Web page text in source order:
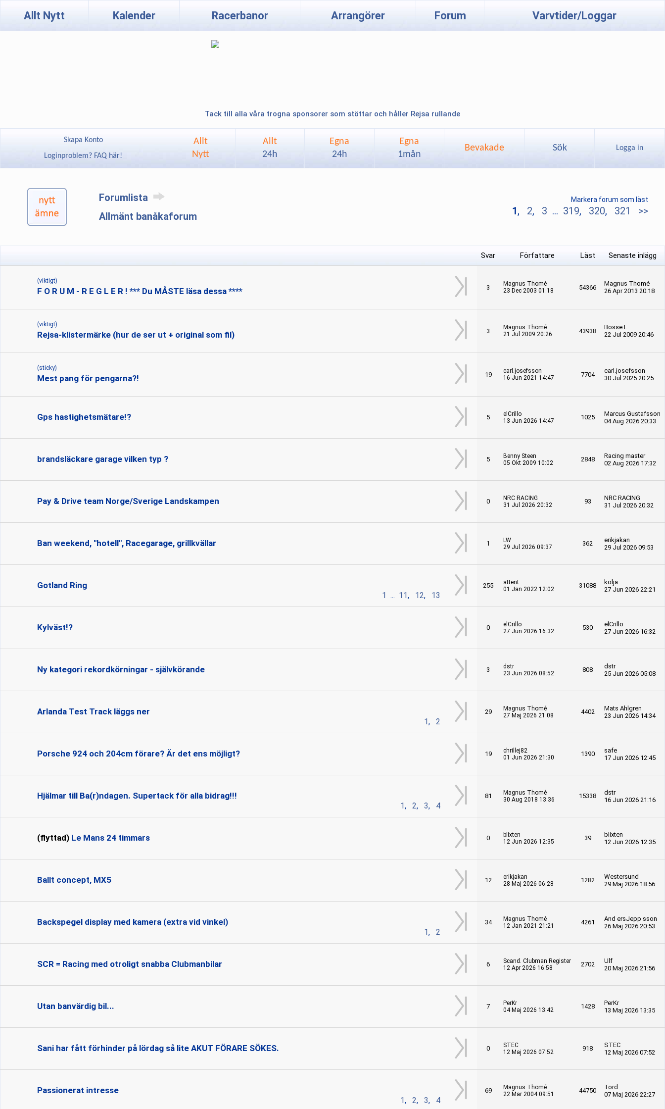
Allt Nytt Kalender Racerbanor Arrangörer Forum Varvtider/Loggar
Tack till alla våra trogna sponsorer som stöttar och håller Rejsa rullande
Skapa Konto
Loginproblem? FAQ här!
Allt
Nytt
Allt
24h
Egna
24h
Egna
1mån
Bevakade Sök Logga in
Forumlista
Allmänt banåkaforum
Markera forum som läst
1, 2, 3 ... 319, 320, 321 >>
Svar Författare Läst Senaste inlägg
(viktigt)
F O R U M - R E G L E R ! *** Du MÅSTE läsa dessa **** 3
Magnus Thomé
23 Dec 2003 01:18
54366
Magnus Thomé
26 Apr 2013 20:18
(viktigt)
Rejsa-klistermärke (hur de ser ut + original som fil) 3
Magnus Thomé
21 Jul 2009 20:26
43938
Bosse L
22 Jul 2009 20:46
(sticky)
Mest pang för pengarna?! 19
carl.josefsson
16 Jun 2021 14:47
7704
carl.josefsson
30 Jul 2025 20:25
Gps hastighetsmätare!? 5
elCrillo
13 Jun 2026 14:47
1025
Marcus Gustafsson
04 Aug 2026 20:33
brandsläckare garage vilken typ ? 5
Benny Steen
05 Okt 2009 10:02
2848
Racing master
02 Aug 2026 17:32
Pay & Drive team Norge/Sverige Landskampen 0
NRC RACING
31 Jul 2026 20:32
93
NRC RACING
31 Jul 2026 20:32
Ban weekend, "hotell", Racegarage, grillkvällar 1
LW
29 Jul 2026 09:37
362
erikjakan
29 Jul 2026 09:53
Gotland Ring
1 ... 11, 12, 13
255
attent
01 Jan 2022 12:02
31088
kolja
27 Jun 2026 22:21
Kylväst!? 0
elCrillo
27 Jun 2026 16:32
530
elCrillo
27 Jun 2026 16:32
Ny kategori rekordkörningar - självkörande 3
dstr
23 Jun 2026 08:52
808
dstr
25 Jun 2026 05:08
Arlanda Test Track läggs ner
1, 2
29
Magnus Thomé
27 Maj 2026 21:08
4402
Mats Ahlgren
23 Jun 2026 14:34
Porsche 924 och 204cm förare? Är det ens möjligt? 19
chrillej82
01 Jun 2026 21:30
1390
safe
17 Jun 2026 12:45
Hjälmar till Ba(r)ndagen. Supertack för alla bidrag!!!
1, 2, 3, 4
81
Magnus Thomé
30 Aug 2018 13:36
15338
dstr
16 Jun 2026 21:16
(flyttad) Le Mans 24 timmars 0
blixten
12 Jun 2026 12:35
39
blixten
12 Jun 2026 12:35
Ballt concept, MX5 12
erikjakan
28 Maj 2026 06:28
1282
Westersund
29 Maj 2026 18:56
Backspegel display med kamera (extra vid vinkel)
1, 2
34
Magnus Thomé
12 Jan 2021 21:21
4261
And ersJepp sson
26 Maj 2026 20:53
SCR = Racing med otroligt snabba Clubmanbilar 6
Scand. Clubman Register
12 Apr 2026 16:58
2702
Ulf
20 Maj 2026 21:56
Utan banvärdig bil... 7
PerKr
04 Maj 2026 13:42
1428
PerKr
13 Maj 2026 13:35
Sani har fått förhinder på lördag så lite AKUT FÖRARE SÖKES. 0
STEC
12 Maj 2026 07:52
918
STEC
12 Maj 2026 07:52
Passionerat intresse
1, 2, 3, 4
69
Magnus Thomé
22 Mar 2004 09:51
44750
Tord
07 Maj 2026 22:27